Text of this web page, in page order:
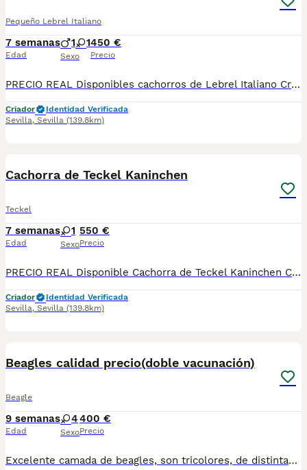
Pequeño Lebrel Italiano
7 semanas
Edad
1 1
Sexo
450 €
Precio
PRECIO REAL Disponibles cachorros de Lebrel Italiano Criados en ambiente familiar Se entregan vacunados y desparasitados con su cartilla sanitaria y su contrato de garantía vírica y congénita Se envían a toda España con la opción de pagar contra reembolso: Madrid, Málaga, Cádiz, Valencia, Barcelona, Castellón, La Rioja, Badajoz, Lleida, Murcia, Salamanca, Huelva, Lugo, Huesca, Islas Baleares… Teléfono de contacto: 661154732
Criador
Identidad Verificada
Sevilla, Sevilla (139.8km)
Cachorra de Teckel Kaninchen
Teckel
7 semanas
Edad
1
Sexo
550 €
Precio
PRECIO REAL Disponible Cachorra de Teckel Kaninchen Criada en ambiente familiar Se entrega vacunada y desparasitada con su cartilla sanitaria y su contrato de garantía vírica y congénita Se envía a toda España con la opción de pagar contra reembolso: Madrid, Barcelona, Valencia, Málaga, Cádiz, Castellón, La Rioja, Badajoz, Lleida, Murcia, Salamanca, Huelva, Lugo, Huesca, Mallorca… Teléfono de contacto: 661154732
Criador
Identidad Verificada
Sevilla, Sevilla (139.8km)
Beagles calidad precio(doble vacunación)
Beagle
9 semanas
Edad
4
Sexo
400 €
Precio
Excelente camada de beagles, son tricolores, de distintas capas y tonalidades. Ya disponen de la segunda vacuna, por lo que llegarían mucho más protección con respecto a enfermedades. Además llevan sus desparasitaciones correspondientes, y si cartilla veterinaria. Criados en ambiente familiar, es la raza ideal para convivir con niños. Se pueden hacer envíos a toda España